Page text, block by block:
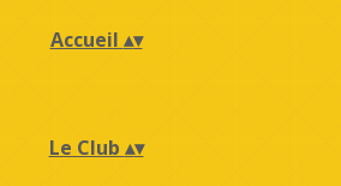
Accueil ▴▾
Le Club ▴▾